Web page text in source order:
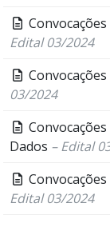
Edital 03/2024
03/2024
Dados – Edital
Edital 03/2024